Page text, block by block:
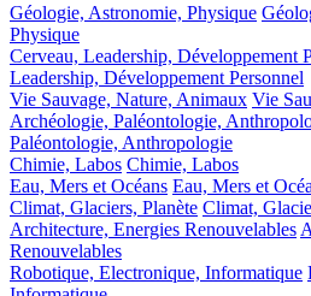
Géologie, Astronomie, Physique
Physique
Cerveau, Leadership, Développement
Leadership, Développement Personnel
Vie Sauvage, Nature, Animaux Vie
Archéologie, Paléontologie,
Paléontologie, Anthropologie
Chimie, Labos Chimie, Labos
Eau, Mers et Océans Eau, Mers et
Climat, Glaciers, Planète Climat,
Architecture, Energies Renouvelables
Renouvelables
Robotique, Electronique, Informatique